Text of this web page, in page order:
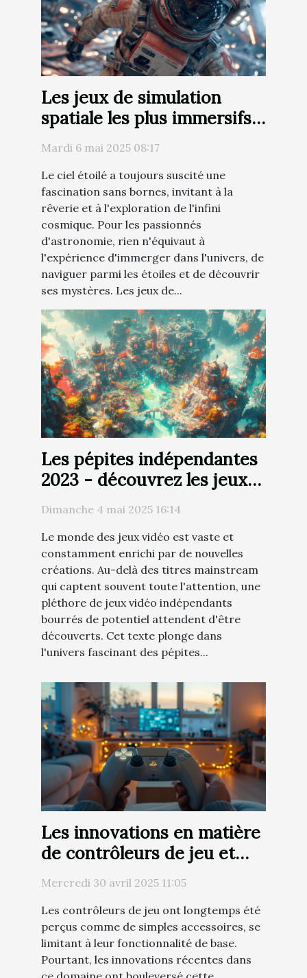
Les jeux de simulation
spatiale les plus immersifs à
découvrir pour les
amateurs d'astronomie
Mardi 6 mai 2025 08:17
Le ciel étoilé a toujours suscité une
fascination sans bornes, invitant à la
rêverie et à l'exploration de l'infini
cosmique. Pour les passionnés
d'astronomie, rien n'équivaut à
l'expérience d'immerger dans l'univers, de
naviguer parmi les étoiles et de découvrir
ses mystères. Les jeux de...
Les pépites indépendantes
2023 - découvrez les jeux
vidéo indie moins connus à
Dimanche 4 mai 2025 16:14
Le monde des jeux vidéo est vaste et
constamment enrichi par de nouvelles
créations. Au-delà des titres mainstream
qui captent souvent toute l'attention, une
pléthore de jeux vidéo indépendants
bourrés de potentiel attendent d'être
découverts. Cet texte plonge dans
l'univers fascinant des pépites...
Les innovations en matière
de contrôleurs de jeu et
leur impact sur
l'accessibilité
Mercredi 30 avril 2025 11:05
Les contrôleurs de jeu ont longtemps été
perçus comme de simples accessoires, se
limitant à leur fonctionnalité de base.
Pourtant, les innovations récentes dans